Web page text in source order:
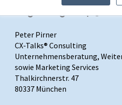
Peter Pirner
CX-Talks® Consulting
Unternehmensberatung,
sowie Marketing Services
Thalkirchnerstr. 47
80337 München